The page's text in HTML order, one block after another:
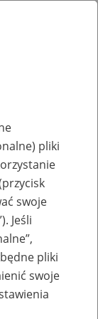
pracy
pliki
swoje
Jeśli
pliki
swoje